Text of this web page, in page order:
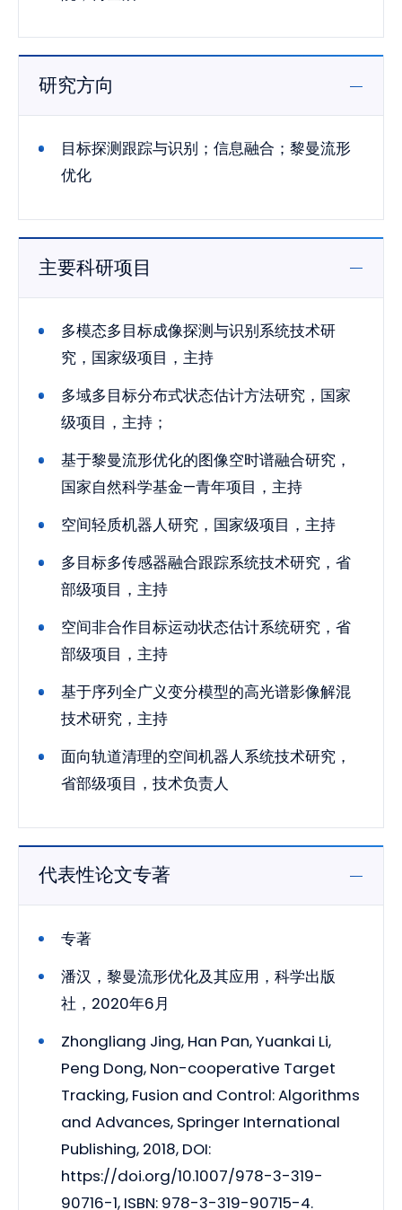
研究方向
目标探测跟踪与识别；信息融合；黎曼流形
优化
主要科研项目
多模态多目标成像探测与识别系统技术研
究，国家级项目，主持
多域多目标分布式状态估计方法研究，国家
级项目，主持；
基于黎曼流形优化的图像空时谱融合研究，
国家自然科学基金—青年项目，主持
空间轻质机器人研究，国家级项目，主持
多目标多传感器融合跟踪系统技术研究，省
部级项目，主持
空间非合作目标运动状态估计系统研究，省
部级项目，主持
基于序列全广义变分模型的高光谱影像解混
技术研究，主持
面向轨道清理的空间机器人系统技术研究，
省部级项目，技术负责人
代表性论文专著
专著
潘汉，黎曼流形优化及其应用，科学出版
社，2020年6月
Zhongliang Jing, Han Pan, Yuankai Li,
Peng Dong, Non-cooperative Target
Tracking, Fusion and Control: Algorithms
and Advances, Springer International
Publishing, 2018, DOI:
https://doi.org/10.1007/978-3-319-
90716-1, ISBN: 978-3-319-90715-4.